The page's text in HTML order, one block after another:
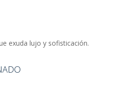
exuda lujo y sofisticación.